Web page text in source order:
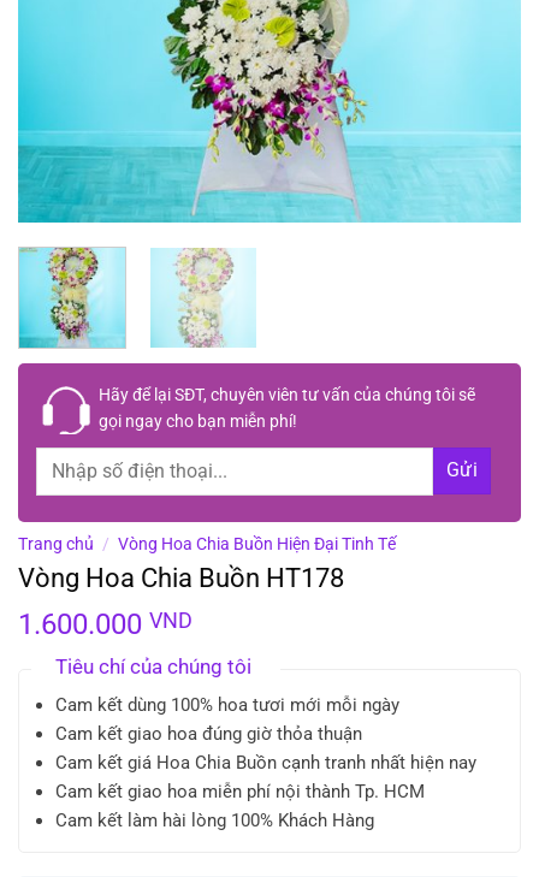
Hãy để lạiSĐT, chuyên viên tư vấn của chúng tôi sẽ
gọi ngay cho bạn miễn phí!
Trang chủ / Vòng Hoa Chia Buồn Hiện Đại Tinh Tế
Vòng Hoa Chia Buồn HT178
1.600.000 VND
Tiêu chí của chúng tôi
Cam kết dùng 100% hoa tươi mới mỗi ngày
Cam kết giao hoa đúng giờ thỏa thuận
Cam kết giá Hoa Chia Buồn cạnh tranh nhất hiện nay
Cam kết giao hoa miễn phí nội thành Tp. HCM
Cam kết làm hài lòng 100% Khách Hàng